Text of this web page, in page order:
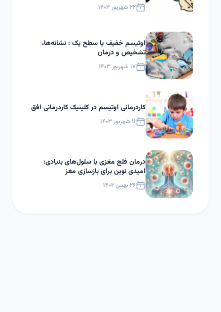
۲۲ شهریور ۱۴۰۳
اوتیسم خفیف یا سطح یک : نشانه‌ها،
تشخیص و درمان
۱۷ شهریور ۱۴۰۳
کاردرمانی اوتیسم در کلینیک کاردرمانی افق
۱۱ شهریور ۱۴۰۳
درمان فلج مغزی با سلول‌های بنیادی:
امیدی نوین برای بازسازی مغز
۲۶ بهمن ۱۴۰۲